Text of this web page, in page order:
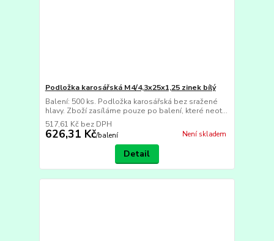
Podložka karosářská M4/4,3x25x1,25 zinek bílý
Balení: 500 ks. Podložka karosářská bez sražené
hlavy. Zboží zasíláme pouze po balení, které neot...
626,31 Kč/balení
517,61 Kč bez DPH
Není skladem
Detail